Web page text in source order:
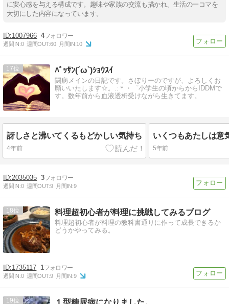
に安心感を与える構成です。趣味や家族の交流も描かれ、生活の一コマを
大切にした内容になっています。
1007966 4
週間IN:0 週間OUT:60 月間IN:10
17 ﾊﾞｯｻﾝ(´ω`)ｼｮｳｽｲ
闘病メインの日記です。さぼりーのですが、よろしくお
願いいたします☆。.:＊・゜小学生の頃からからIDDMで
す。数年前から血液透析受けながら生きてます。
訝しさと沸いてくるもどかしい気持ち
4年前
いくつもあたしは意
5年前
2035035 3
週間IN:0 週間OUT:9 月間IN:9
18 料理超初心者が料理に挑戦してみるブログ
料理超初心者が料理の教科書通りに作って成長できるか
どうかやってみる。
1735117 1
週間IN:0 週間OUT:9 月間IN:9
19 １型糖尿病になりました。